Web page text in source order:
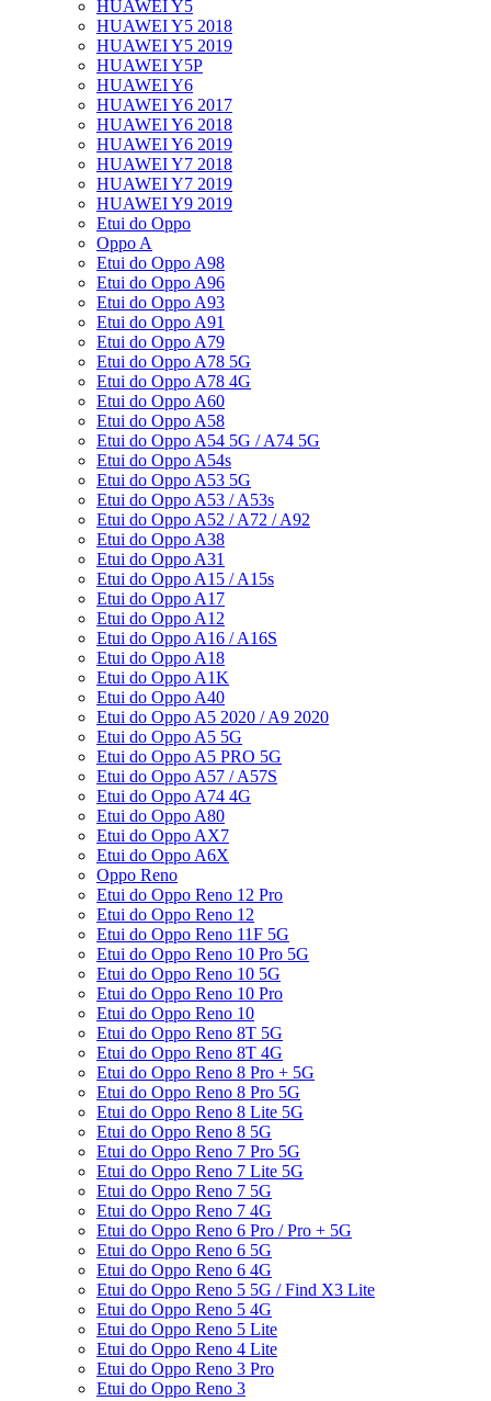
HUAWEI Y5
HUAWEI Y5 2018
HUAWEI Y5 2019
HUAWEI Y5P
HUAWEI Y6
HUAWEI Y6 2017
HUAWEI Y6 2018
HUAWEI Y6 2019
HUAWEI Y7 2018
HUAWEI Y7 2019
HUAWEI Y9 2019
Etui do Oppo
Oppo A
Etui do Oppo A98
Etui do Oppo A96
Etui do Oppo A93
Etui do Oppo A91
Etui do Oppo A79
Etui do Oppo A78 5G
Etui do Oppo A78 4G
Etui do Oppo A60
Etui do Oppo A58
Etui do Oppo A54 5G / A74 5G
Etui do Oppo A54s
Etui do Oppo A53 5G
Etui do Oppo A53 / A53s
Etui do Oppo A52 / A72 / A92
Etui do Oppo A38
Etui do Oppo A31
Etui do Oppo A15 / A15s
Etui do Oppo A17
Etui do Oppo A12
Etui do Oppo A16 / A16S
Etui do Oppo A18
Etui do Oppo A1K
Etui do Oppo A40
Etui do Oppo A5 2020 / A9 2020
Etui do Oppo A5 5G
Etui do Oppo A5 PRO 5G
Etui do Oppo A57 / A57S
Etui do Oppo A74 4G
Etui do Oppo A80
Etui do Oppo AX7
Etui do Oppo A6X
Oppo Reno
Etui do Oppo Reno 12 Pro
Etui do Oppo Reno 12
Etui do Oppo Reno 11F 5G
Etui do Oppo Reno 10 Pro 5G
Etui do Oppo Reno 10 5G
Etui do Oppo Reno 10 Pro
Etui do Oppo Reno 10
Etui do Oppo Reno 8T 5G
Etui do Oppo Reno 8T 4G
Etui do Oppo Reno 8 Pro + 5G
Etui do Oppo Reno 8 Pro 5G
Etui do Oppo Reno 8 Lite 5G
Etui do Oppo Reno 8 5G
Etui do Oppo Reno 7 Pro 5G
Etui do Oppo Reno 7 Lite 5G
Etui do Oppo Reno 7 5G
Etui do Oppo Reno 7 4G
Etui do Oppo Reno 6 Pro / Pro + 5G
Etui do Oppo Reno 6 5G
Etui do Oppo Reno 6 4G
Etui do Oppo Reno 5 5G / Find X3 Lite
Etui do Oppo Reno 5 4G
Etui do Oppo Reno 5 Lite
Etui do Oppo Reno 4 Lite
Etui do Oppo Reno 3 Pro
Etui do Oppo Reno 3